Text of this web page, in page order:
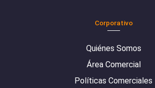
Corporativo
Quiénes Somos
Área Comercial
Políticas Comerciales